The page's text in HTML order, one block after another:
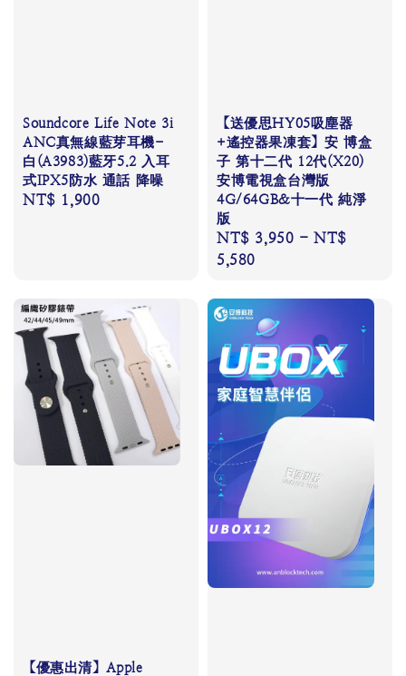
Soundcore Life Note 3i
ANC真無線藍芽耳機-
白(A3983)藍牙5.2 入耳
式IPX5防水 通話 降噪
Regular
NT$ 1,900
【送優思HY05吸塵器
+遙控器果凍套】安 博盒
子 第十二代 12代(X20)
安博電視盒台灣版
4G/64GB&十一代 純淨
版
Regular
price
NT$ 3,950 -NT$
5,580
【優惠出清】Apple